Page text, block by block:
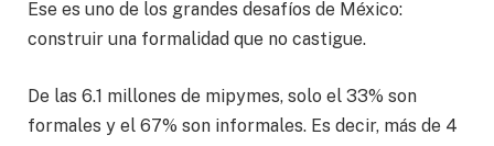
Ese es uno de los grandes desafíos de México:
construir una formalidad que no castigue.
De las 6.1 millones de mipymes, solo el 33% son
formales y el 67% son informales. Es decir, más de 4